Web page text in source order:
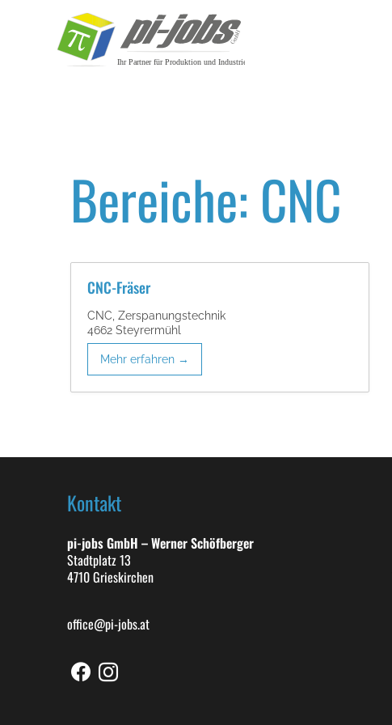
Bereiche: CNC
CNC-Fräser
CNC Zerspanungstechnik
4662 Steyrermühl
Mehr erfahren
Kontakt
pi-jobs GmbH – Werner Schöfberger
Stadtplatz 13
4710 Grieskirchen
office@pi-jobs.at